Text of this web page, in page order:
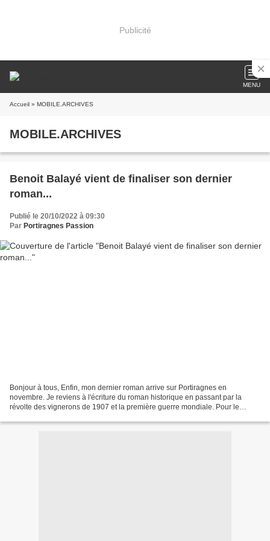
Publicité
MENU
Accueil » MOBILE.ARCHIVES
MOBILE.ARCHIVES
Benoit Balayé vient de finaliser son dernier
roman...
Publié le 20/10/2022 à 09:30
Par Portiragnes Passion
Bonjour à tous, Enfin, mon dernier roman arrive sur Portiragnes en
novembre. Je reviens à l'écriture du roman historique en passant par la
révolte des vignerons de 1907 et la première guerre mondiale. Pour le